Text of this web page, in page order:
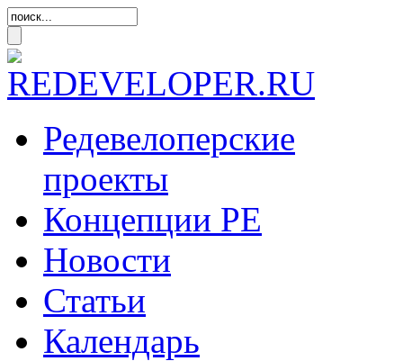
Редевелоперские
проекты
Концепции РЕ
Новости
Статьи
Календарь